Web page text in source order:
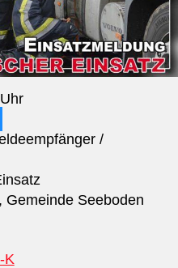
/
Gemeinde Seeboden
K